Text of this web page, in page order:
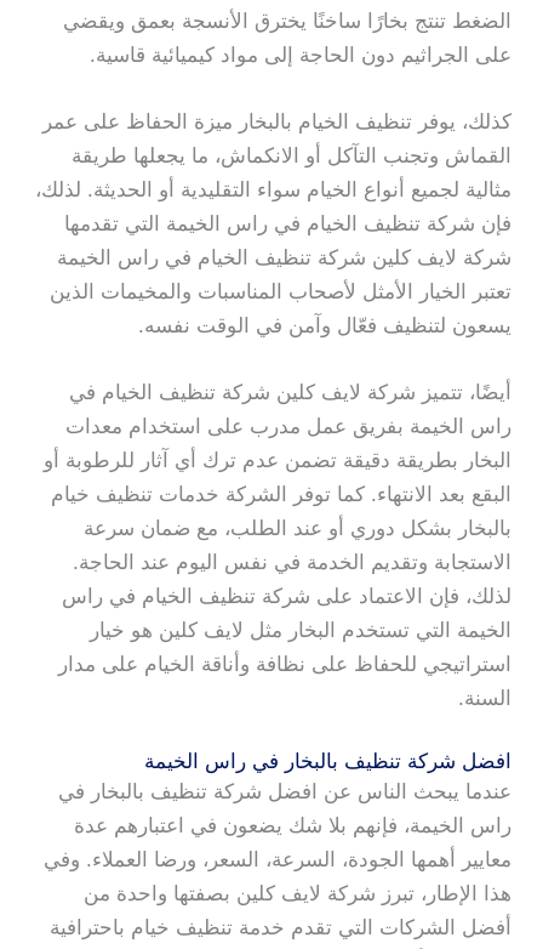
الضغط تنتج بخارًا ساخنًا يخترق الأنسجة بعمق ويقضي
على الجراثيم دون الحاجة إلى مواد كيميائية قاسية.
كذلك، يوفر تنظيف الخيام بالبخار ميزة الحفاظ على عمر
القماش وتجنب التآكل أو الانكماش، ما يجعلها طريقة
مثالية لجميع أنواع الخيام سواء التقليدية أو الحديثة. لذلك،
فإن شركة تنظيف الخيام في راس الخيمة التي تقدمها
شركة لايف كلين شركة تنظيف الخيام في راس الخيمة
تعتبر الخيار الأمثل لأصحاب المناسبات والمخيمات الذين
يسعون لتنظيف فعّال وآمن في الوقت نفسه.
أيضًا، تتميز شركة لايف كلين شركة تنظيف الخيام في
راس الخيمة بفريق عمل مدرب على استخدام معدات
البخار بطريقة دقيقة تضمن عدم ترك أي آثار للرطوبة أو
البقع بعد الانتهاء. كما توفر الشركة خدمات تنظيف خيام
بالبخار بشكل دوري أو عند الطلب، مع ضمان سرعة
الاستجابة وتقديم الخدمة في نفس اليوم عند الحاجة.
لذلك، فإن الاعتماد على شركة تنظيف الخيام في راس
الخيمة التي تستخدم البخار مثل لايف كلين هو خيار
استراتيجي للحفاظ على نظافة وأناقة الخيام على مدار
السنة.
افضل شركة تنظيف بالبخار في راس الخيمة
عندما يبحث الناس عن افضل شركة تنظيف بالبخار في
راس الخيمة، فإنهم بلا شك يضعون في اعتبارهم عدة
معايير أهمها الجودة، السرعة، السعر، ورضا العملاء. وفي
هذا الإطار، تبرز شركة لايف كلين بصفتها واحدة من
أفضل الشركات التي تقدم خدمة تنظيف خيام باحترافية